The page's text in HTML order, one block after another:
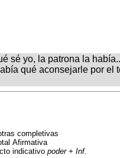
sé yo, la patrona la
qué aconsejarle por el
completivas
Afirmativa
indicativopoder + Inf.